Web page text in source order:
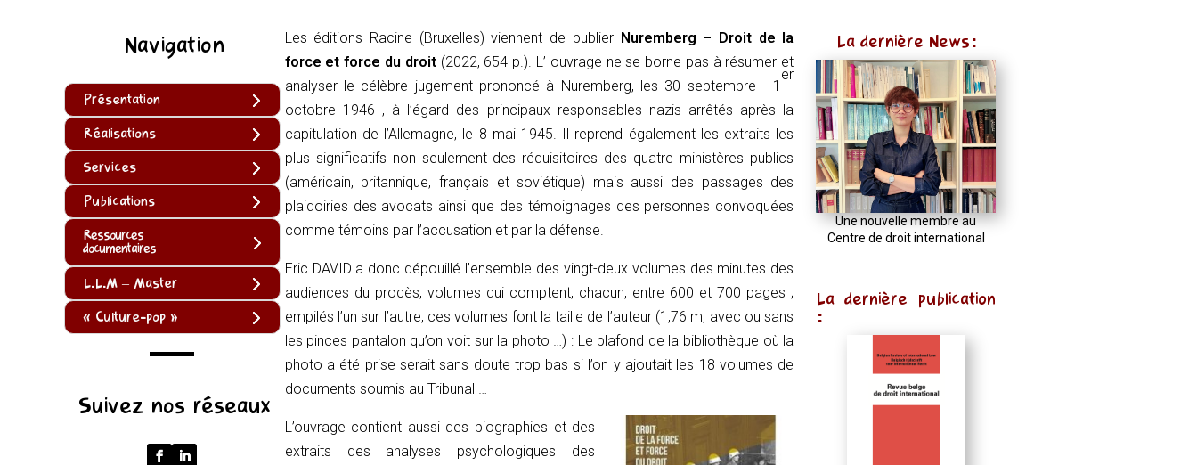
Navigation
Présentation
Réalisations
Services
Publications
Ressources
documentaires
L.L.M – Master
« Culture-pop »
Suivez nos réseaux
Les éditions Racine (Bruxelles) viennent de publier Nuremberg – Droit de la
force et force du droit (2022, 654 p.). L’ ouvrage ne se borne pas à résumer et
analyser le célèbre jugement prononcé à Nuremberg, les 30 septembre - 1
er
octobre 1946 , à l’égard des principaux responsables nazis arrêtés après la
capitulation de l’Allemagne, le 8 mai 1945. Il reprend également les extraits les
plus significatifs non seulement des réquisitoires des quatre ministères publics
(américain, britannique, français et soviétique) mais aussi des passages des
plaidoiries des avocats ainsi que des témoignages des personnes convoquées
comme témoins par l’accusation et par la défense.
Eric DAVID a donc dépouillé l’ensemble des vingt-deux volumes des minutes des
audiences du procès, volumes qui comptent, chacun, entre 600 et 700 pages ;
empilés l’un sur l’autre, ces volumes font la taille de l’auteur (1,76 m, avec ou sans
les pinces pantalon qu’on voit sur la photo …) : Le plafond de la bibliothèque où la
photo a été prise serait sans doute trop bas si l’on y ajoutait les 18 volumes de
documents soumis au Tribunal …
L’ouvrage contient aussi des biographies et des
extraits des analyses psychologiques des
La dernière News:
Une nouvelle membre au
Centre de droit international
La dernière publication
: